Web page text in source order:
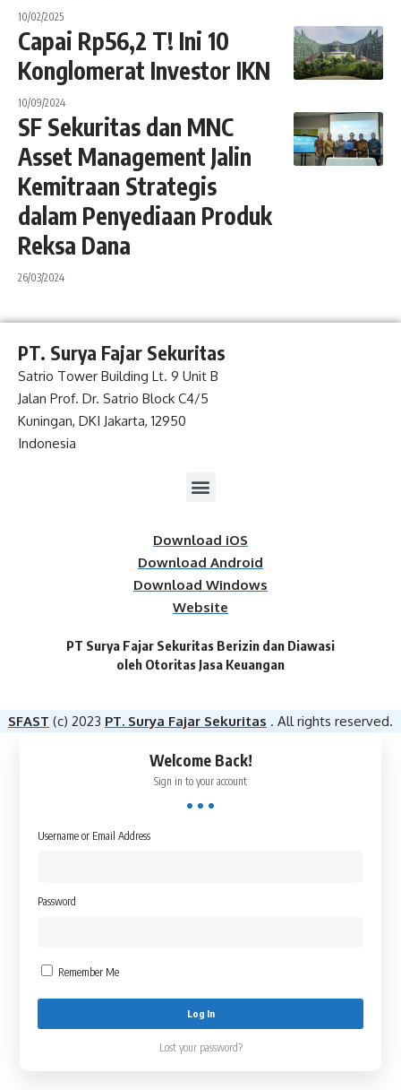
10/02/2025
Capai Rp56,2 T! Ini 10
Konglomerat Investor IKN
10/09/2024
SF Sekuritas dan MNC
Asset Management Jalin
Kemitraan Strategis
dalam Penyediaan Produk
Reksa Dana
26/03/2024
PT. Surya Fajar Sekuritas
Satrio Tower Building Lt. 9 Unit B
Jalan Prof. Dr. Satrio Block C4/5
Kuningan, DKI Jakarta, 12950
Indonesia
Download iOS
Download Android
Download Windows
Website
PT Surya Fajar Sekuritas Berizin dan Diawasi
oleh Otoritas Jasa Keuangan​
SFAST (c) 2023 PT. Surya Fajar Sekuritas . All rights reserved.
Welcome Back!
Sign in to your account
Username or Email Address
Password
Remember Me
Lost your password?